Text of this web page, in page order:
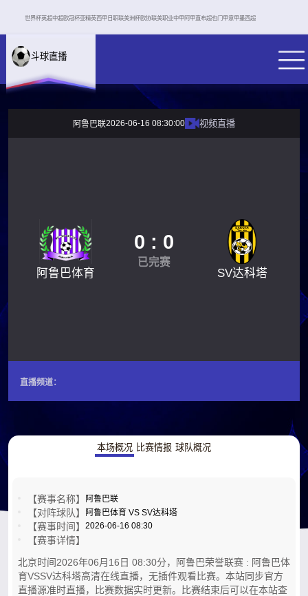
世界杯英超中超欧冠杯亚精英西甲日职联美洲杯欧协联美职业中甲阿甲直布超也门甲意甲墨西超
阿鲁巴联2026-06-16 08:30:00 视频直播
阿鲁巴体育
0 : 0
已完赛
SV达科塔
直播频道：
本场概况 比赛情报 球队概况
【赛事名称】 阿鲁巴联
【对阵球队】 阿鲁巴体育 VS SV达科塔
【赛事时间】 2026-06-16 08:30
【赛事详情】
北京时间2026年06月16日 08:30分，阿鲁巴荣誉联赛 : 阿鲁巴体
育VSSV达科塔高清在线直播，无插件观看比赛。本站同步官方
直播源准时直播，比赛数据实时更新。比赛结束后可以在本站查